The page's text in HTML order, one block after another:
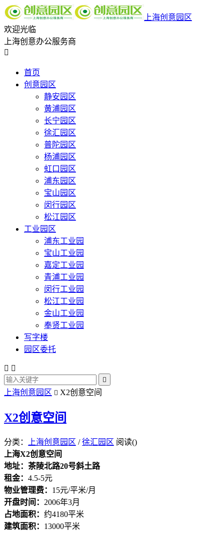
上海创意园区
欢迎光临
上海创意办公服务商

首页
创意园区
静安园区
黄浦园区
长宁园区
徐汇园区
普陀园区
杨浦园区
虹口园区
浦东园区
宝山园区
闵行园区
松江园区
工业园区
浦东工业园
宝山工业园
嘉定工业园
青浦工业园
闵行工业园
松江工业园
金山工业园
奉贤工业园
写字楼
园区委托
 

上海创意园区  X2创意空间
X2创意空间
分类： 上海创意园区 /徐汇园区 阅读()
上海X2创意空间
地址：茶陵北路20号斜土路
租金： 4.5-5元
物业管理费： 15元/平米/月
开盘时间： 2006年3月
占地面积： 约4180平米
建筑面积： 13000平米